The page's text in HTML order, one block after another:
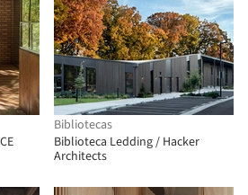
Bibliotecas
Biblioteca Ledding / Hacker
Architects